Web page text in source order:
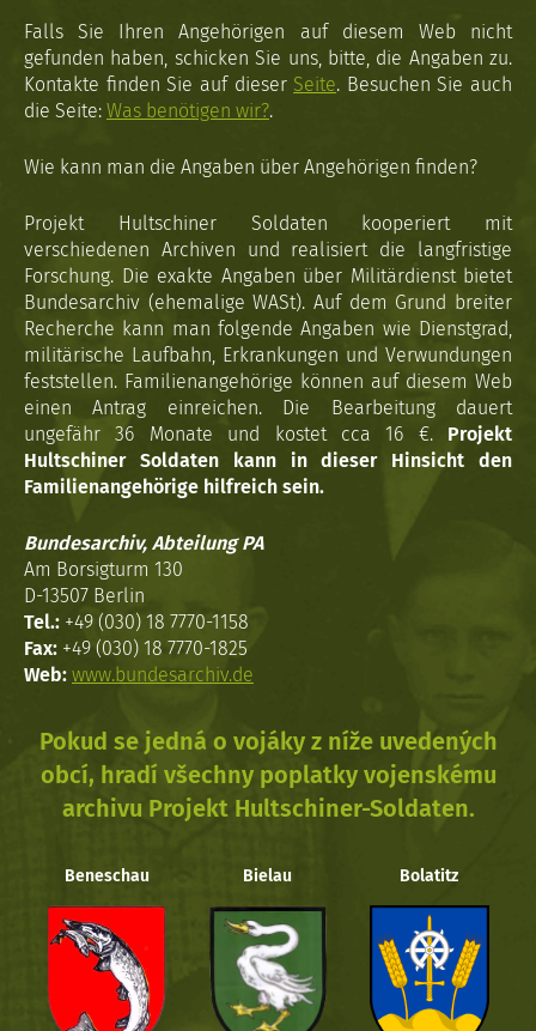
Falls Sie Ihren Angehörigen auf diesem Web nicht
gefunden haben, schicken Sie uns, bitte, die Angaben zu.
Kontakte finden Sie auf dieser Seite. Besuchen Sie auch
die Seite: Was benötigen wir?.
Wie kann man die Angaben über Angehörigen finden?
Projekt Hultschiner Soldaten kooperiert mit
verschiedenen Archiven und realisiert die langfristige
Forschung. Die exakte Angaben über Militärdienst bietet
Bundesarchiv (ehemalige WASt). Auf dem Grund breiter
Recherche kann man folgende Angaben wie Dienstgrad,
militärische Laufbahn, Erkrankungen und Verwundungen
feststellen. Familienangehörige können auf diesem Web
einen Antrag einreichen. Die Bearbeitung dauert
ungefähr 36 Monate und kostet cca 16 €. Projekt
Hultschiner Soldaten kann in dieser Hinsicht den
Familienangehörige hilfreich sein.
Bundesarchiv, Abteilung PA
Am Borsigturm 130
D-13507 Berlin
Tel.: +49 (030) 18 7770-1158
Fax: +49 (030) 18 7770-1825
Web: www.bundesarchiv.de
Pokud se jedná o vojáky z níže uvedených
obcí, hradí všechny poplatky vojenskému
archivu Projekt Hultschiner-Soldaten.
Beneschau Bielau Bolatitz